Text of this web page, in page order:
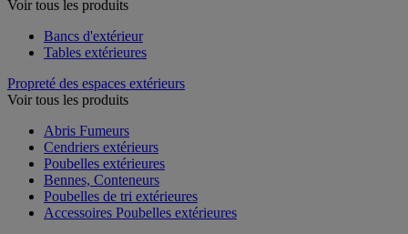
Voir tous les produits
Bancs d'extérieur
Tables extérieures
Propreté des espaces extérieurs
Voir tous les produits
Abris Fumeurs
Cendriers extérieurs
Poubelles extérieures
Bennes, Conteneurs
Poubelles de tri extérieures
Accessoires Poubelles extérieures